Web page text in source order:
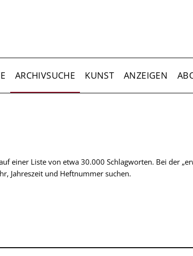
ARCHIVSUCHE KUNST ANZEIGEN
einer Liste von etwa 30.000 Schlagworten. Bei der
Jahreszeit und Heftnummer suchen.